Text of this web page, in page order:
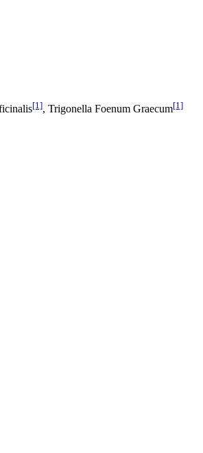
[1], Trigonella Foenum Graecum[1]